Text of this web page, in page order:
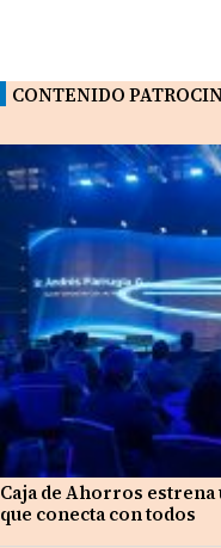
CONTENIDO
Caja de Ahorros
que conecta con todos